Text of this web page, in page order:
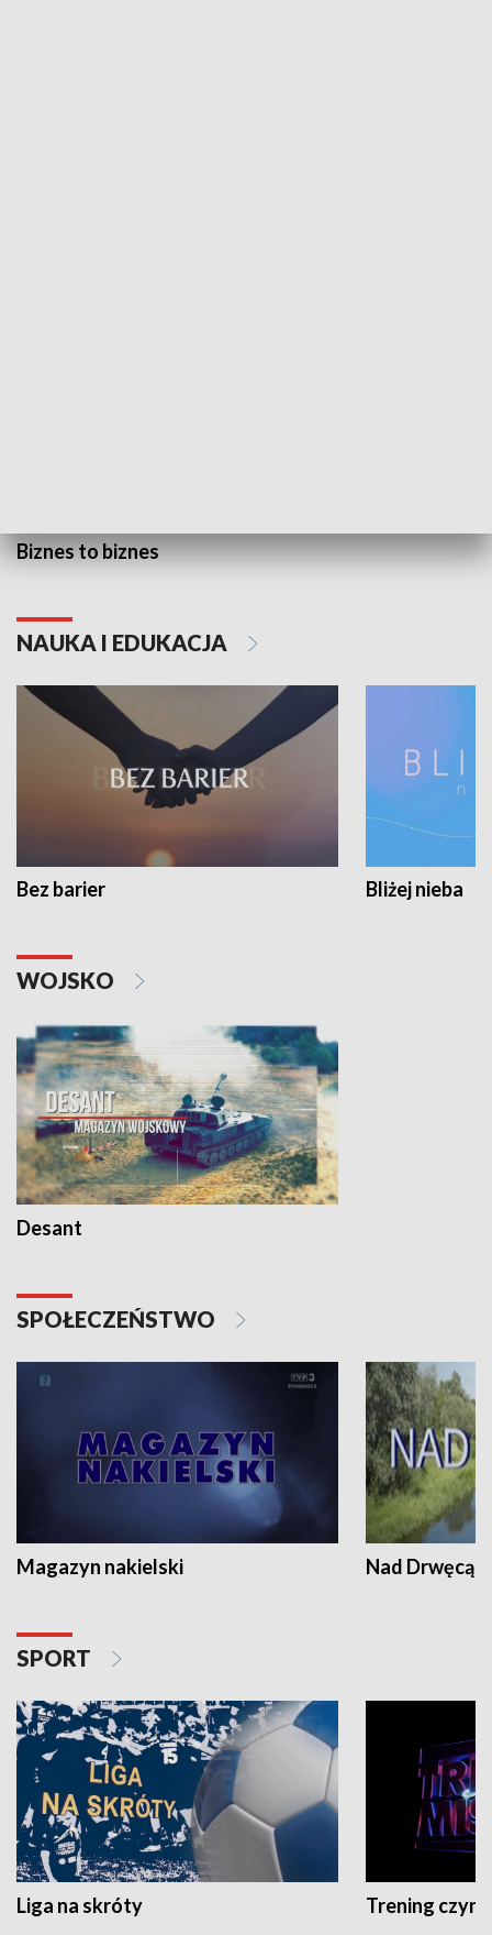
Biznes to biznes
NAUKA I EDUKACJA
Bez barier Bliżej nieba
WOJSKO
Desant
SPOŁECZEŃSTWO
Magazyn nakielski Nad Drwęcą
SPORT
Liga na skróty Trening czyni